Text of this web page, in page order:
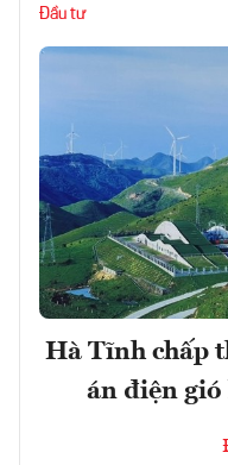
Đầu tư
Hà Tĩnh chấp
án điện gió